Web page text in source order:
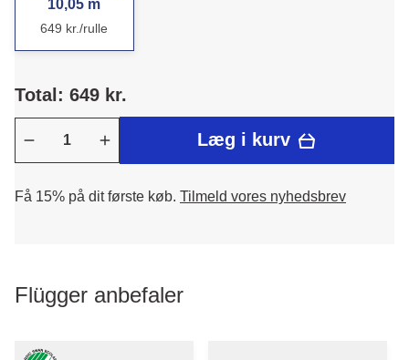
10,05 m
649 kr./rulle
Total: 649 kr.
Læg i kurv
Få 15% på dit første køb. Tilmeld vores nyhedsbrev
Flügger anbefaler